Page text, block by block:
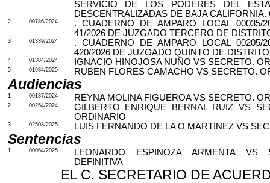
SERVICIO DE LOS PODERES DEL
DESCENTRALIZADAS DE BAJA CALIFORNIA.
2 00786/2024
. CUADERNO DE AMPARO LOCAL 00035/
41/2026 DE JUZGADO TERCERO DE
3 01339/2024
. CUADERNO DE AMPARO LOCAL 00205/
420/2026 DE JUZGADO QUINTO DE
4 01384/2024 IGNACIO HINOJOSA NUÑO VS SECRETO.
5 01984/2025 RUBEN FLORES CAMACHO VS SECRETO.
Audiencias
1 00137/2024 REYNA MOLINA FIGUEROA VS SECRETO.
2 00254/2024
GILBERTO ENRIQUE BERNAL RUIZ VS
ORDINARIO
3 02503/2025 LUIS FERNANDO DE LA O MARTINEZ VS
Sentencias
1 00064/2025
LEONARDO ESPINOZA ARMENTA VS
DEFINITIVA
EL C. SECRETARIO DE